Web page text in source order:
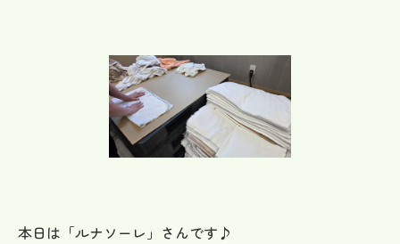
本日は「ルナソーレ」さんです♪